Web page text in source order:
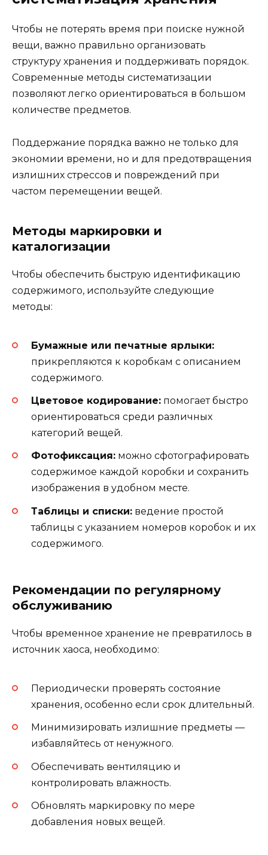
Чтобы не потерять время при поиске нужной
вещи, важно правильно организовать
структуру хранения и поддерживать порядок.
Современные методы систематизации
позволяют легко ориентироваться в большом
количестве предметов.
Поддержание порядка важно не только для
экономии времени, но и для предотвращения
излишних стрессов и повреждений при
частом перемещении вещей.
Методы маркировки и
каталогизации
Чтобы обеспечить быструю идентификацию
содержимого, используйте следующие
методы:
Бумажные или печатные ярлыки:
прикрепляются к коробкам с описанием
содержимого.
Цветовое кодирование: помогает быстро
ориентироваться среди различных
категорий вещей.
Фотофиксация: можно сфотографировать
содержимое каждой коробки и сохранить
изображения в удобном месте.
Таблицы и списки: ведение простой
таблицы с указанием номеров коробок и их
содержимого.
Рекомендации по регулярному
обслуживанию
Чтобы временное хранение не превратилось в
источник хаоса, необходимо:
Периодически проверять состояние
хранения, особенно если срок длительный.
Минимизировать излишние предметы —
избавляйтесь от ненужного.
Обеспечивать вентиляцию и
контролировать влажность.
Обновлять маркировку по мере
добавления новых вещей.